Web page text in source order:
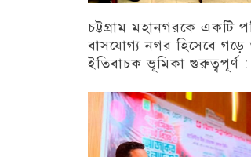
চট্টগ্রাম মহানগরকে একটি
বাসযোগ্য নগর হিসেবে গড়ে
ইতিবাচক ভূমিকা গুরুত্বপূর্ণ :